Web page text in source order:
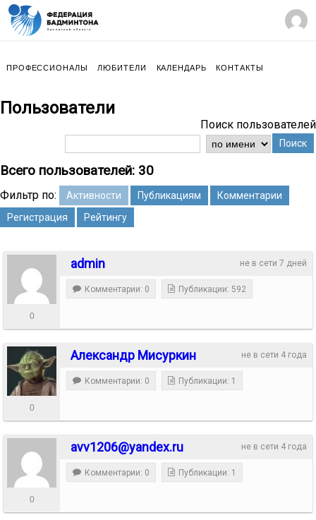
ПРОФЕССИОНАЛЫ ЛЮБИТЕЛИ КАЛЕНДАРЬ КОНТАКТЫ
Пользователи
Поиск пользователей
Поиск
Всего пользователей: 30
Фильтр по: Активности Публикациям
Комментарии
Регистрация
Рейтингу
не в сети 7 дней
admin
0
Комментарии: 0 Публикации: 592
не в сети 4 года
Александр Мисуркин
0
Комментарии: 0 Публикации: 1
не в сети 4 года
avv1206@yandex.ru
0
Комментарии: 0 Публикации: 1